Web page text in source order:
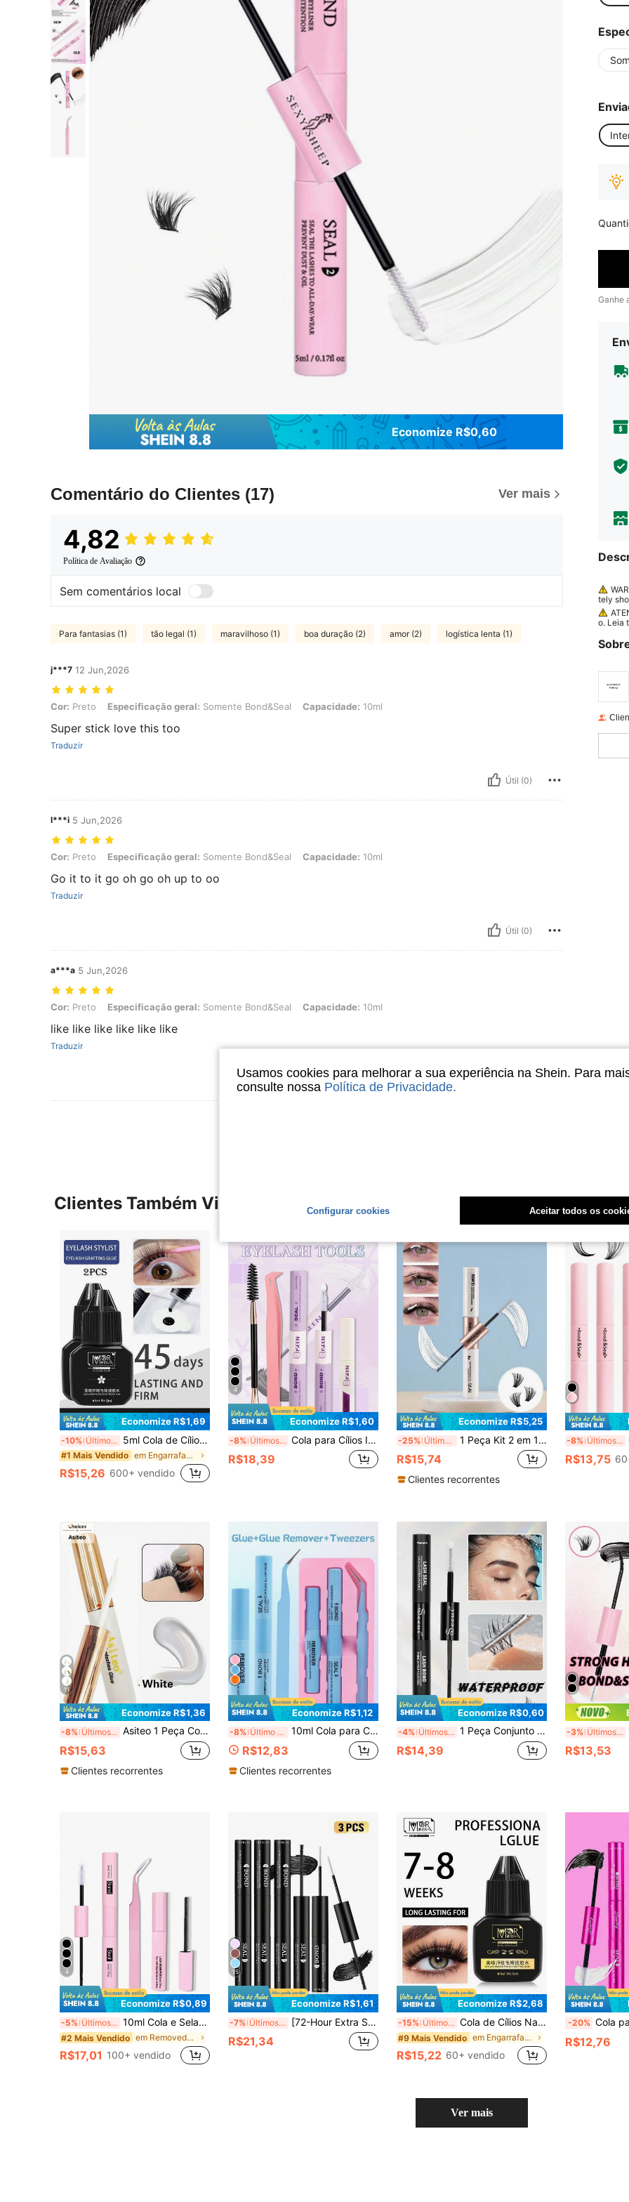
Economize R$0,60
Comentário do Clientes (17) Ver mais
4,82
Política de Avaliação
Sem comentários local
Para fantasias (1) tão legal (1) maravilhoso (1) boa duração (2) amor (2) logística lenta (1)
j***7 12 Jun,2026
Cor: Preto, Especificação geral: Somente Bond&Seal, Capacidade: 10ml
Cor: Preto Especificação geral: Somente Bond&Seal Capacidade: 10ml
Super stick love this too
Traduzir
Útil (0)
l***i 5 Jun,2026
Cor: Preto, Especificação geral: Somente Bond&Seal, Capacidade: 10ml
Cor: Preto Especificação geral: Somente Bond&Seal Capacidade: 10ml
Go it to it go oh go oh up to oo
Traduzir
Útil (0)
a***a 5 Jun,2026
Cor: Preto, Especificação geral: Somente Bond&Seal, Capacidade: 10ml
Cor: Preto Especificação geral: Somente Bond&Seal Capacidade: 10ml
like like like like like like
Traduzir
Útil (0)
Ganhe
tely
nt,
o. Leia
o e
Clientes Também Visitaram
Economize R$1,69
-10% Últimos 3 dias 5ml Cola de Cílios Pessoal, Longa Duração, Inodora, Cola de Extensão de Cílios À Prova d'Água - Dura Até 45 Dias, Inodora, Fórmula Não Irritante e Hipoalergênica - Adequada para Uso Doméstico, Cola de Cílios Forte de Secagem Rápida, Cola de Cílios DIY de Longa Duração
#1 Mais Vendido em Engarrafado Adesivos e colas para cílios
R$15,26 600+ vendido
4
Economize R$1,60
-8% Últimos 3 dias Cola para Cílios Impermeável 2 em 1, Duradoura e Resistente, Inclui Cola para Cílios, Pinça, Escova para Cílios, Remoção Fácil, Uso Diário Impermeável, Adequado para Extensão de Cílios DIY
R$18,39
Economize R$5,25
-25% Últimos 2 dias 1 Peça Kit 2 em 1 de Cola para Cílios com Adesão e Selagem, Kit de Cola para Cílios Individual, Kit de Extensão de Cílios de Longa Duração, Ferramentas de Maquiagem, Fixação Super Forte Selada, Extensão de Cílios DIY, Cola para Cílios em Tufos à Prova d'Água e Não Irritante, Branca Transparente
R$15,74
Clientes recorrentes
-8% Últimos 3 dias
R$13,75
11
Economize R$1,36
-8% Últimos 3 dias Asiteo 1 Peça Cola para Cílios Brancos de 5ml, Adesivo para Cílios Falsos de Vison, Cola para Cílios de Secagem Rápida, À Prova d'Água e de Longa Duração
R$15,63
Clientes recorrentes
Economize R$1,12
-8% Último dia 10ml Cola para Cílios, Acompanhada de 5ml de Removedor de Maquiagem Suave e Pinça, Ajuda você a criar cílios perfeitos com facilidade - Kit Completo de Cola e Fixação de Cílios, Inclui Ferramentas de Maquiagem Hipoalergênicas e Sem Fragrância
R$12,83
Clientes recorrentes
Economize R$0,60
-4% Últimos 3 dias 1 Peça Conjunto de Cola para Extensão de Cílios 2 em 1, Inclui Bond 5ml e Seal 5ml, com Pinça, Cola para Cílios em Tufos de Fixação Forte, à Prova d'Água e de Longa Duração, Adequado para Extensões de Cílios DIY, Uso o Dia Todo
R$14,39
-3% Últimos 2 dias 1
R$13,53
4
Economize R$0,89
-5% Últimos 3 dias 10ml Cola e Selante para Cílios, 5ml Removedor, Pinça, Adequado para Cílios Postiços, Fino e Duradouro à Prova d'Água, Uso o Dia Todo, Cola e Selante para Cílios 2 em 1, Adequado para Extensão de Cílios DIY, Cola para Cílios, Item Essencial
#2 Mais Vendido em Removedor de cola Adesivos e colas para cílios
R$17,01 100+ vendido
15
Economize R$1,61
-7% Últimos 3 dias [72-Hour Extra Strong] 1/2/3 Pacotes Cola para Cílios Hipoalergênica 2 em 1 e Líquido Fixador | 72-Hour Extra Strong, Sem Látex, À Prova d'Água | Adequado para Cílios em Tufos DIY, Ferramentas de Maquiagem para Cílios Postiços Caseiros | Cola para Extensão de Cílios Preta Mista, Angel Lashes
R$21,34
Economize R$2,68
-15% Últimos 3 dias Cola de Cílios Nano Agrupada à Prova d'Água de 12ml/5ml, Gel de Cílios Preto, Duradouro e Inodoro, Gel de Extensão de Cílios Super Forte Anti-Alérgico - Dura Até 50 Dias, Fórmula Inodora, Não Irritante e Hipoalergênica - Adequada para Uso Doméstico, Gel de Cílios Poderoso de Secagem Rápida, Gel de Cílios DIY Duradouro
#9 Mais Vendido em Engarrafado Adesivos e colas para cílios
R$15,22 60+ vendido
-20% Cola para Cílios com Fórmula Selante Adesiva, Inclui
R$12,76
Ver mais
Usamos cookies para melhorar a sua experiência na Shein. Para
consulte nossa Política de Privacidade.
Configurar cookies Aceitar todos os